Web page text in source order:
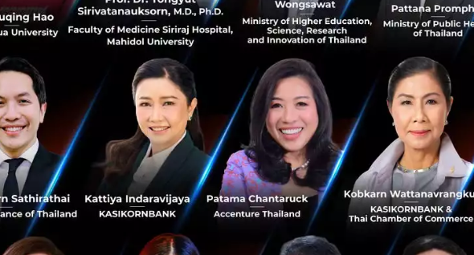
Carlos is a Colombian Software Engineer and MBA with experience building
platforms from the ground up using Ruby on Rails. He has worked in
and Latin America in companies such as Coca-Cola FEMSA and Infosys.
served as the Head of IT and Product Management for Lazada Thailand
CEO and Co-founder of Nimbl3.
Nimbl3 is a web and mobile application development studio working with
Pacific. Nimbl3 has been behind the scenes of several prominent startups
investors such as Alibaba investors, 500 startups, DeNA, InVENT and
startups that Nimbl3 has helped and worked for, have raised more than 10
last year and among them, an Indonesian startup that has raised one of